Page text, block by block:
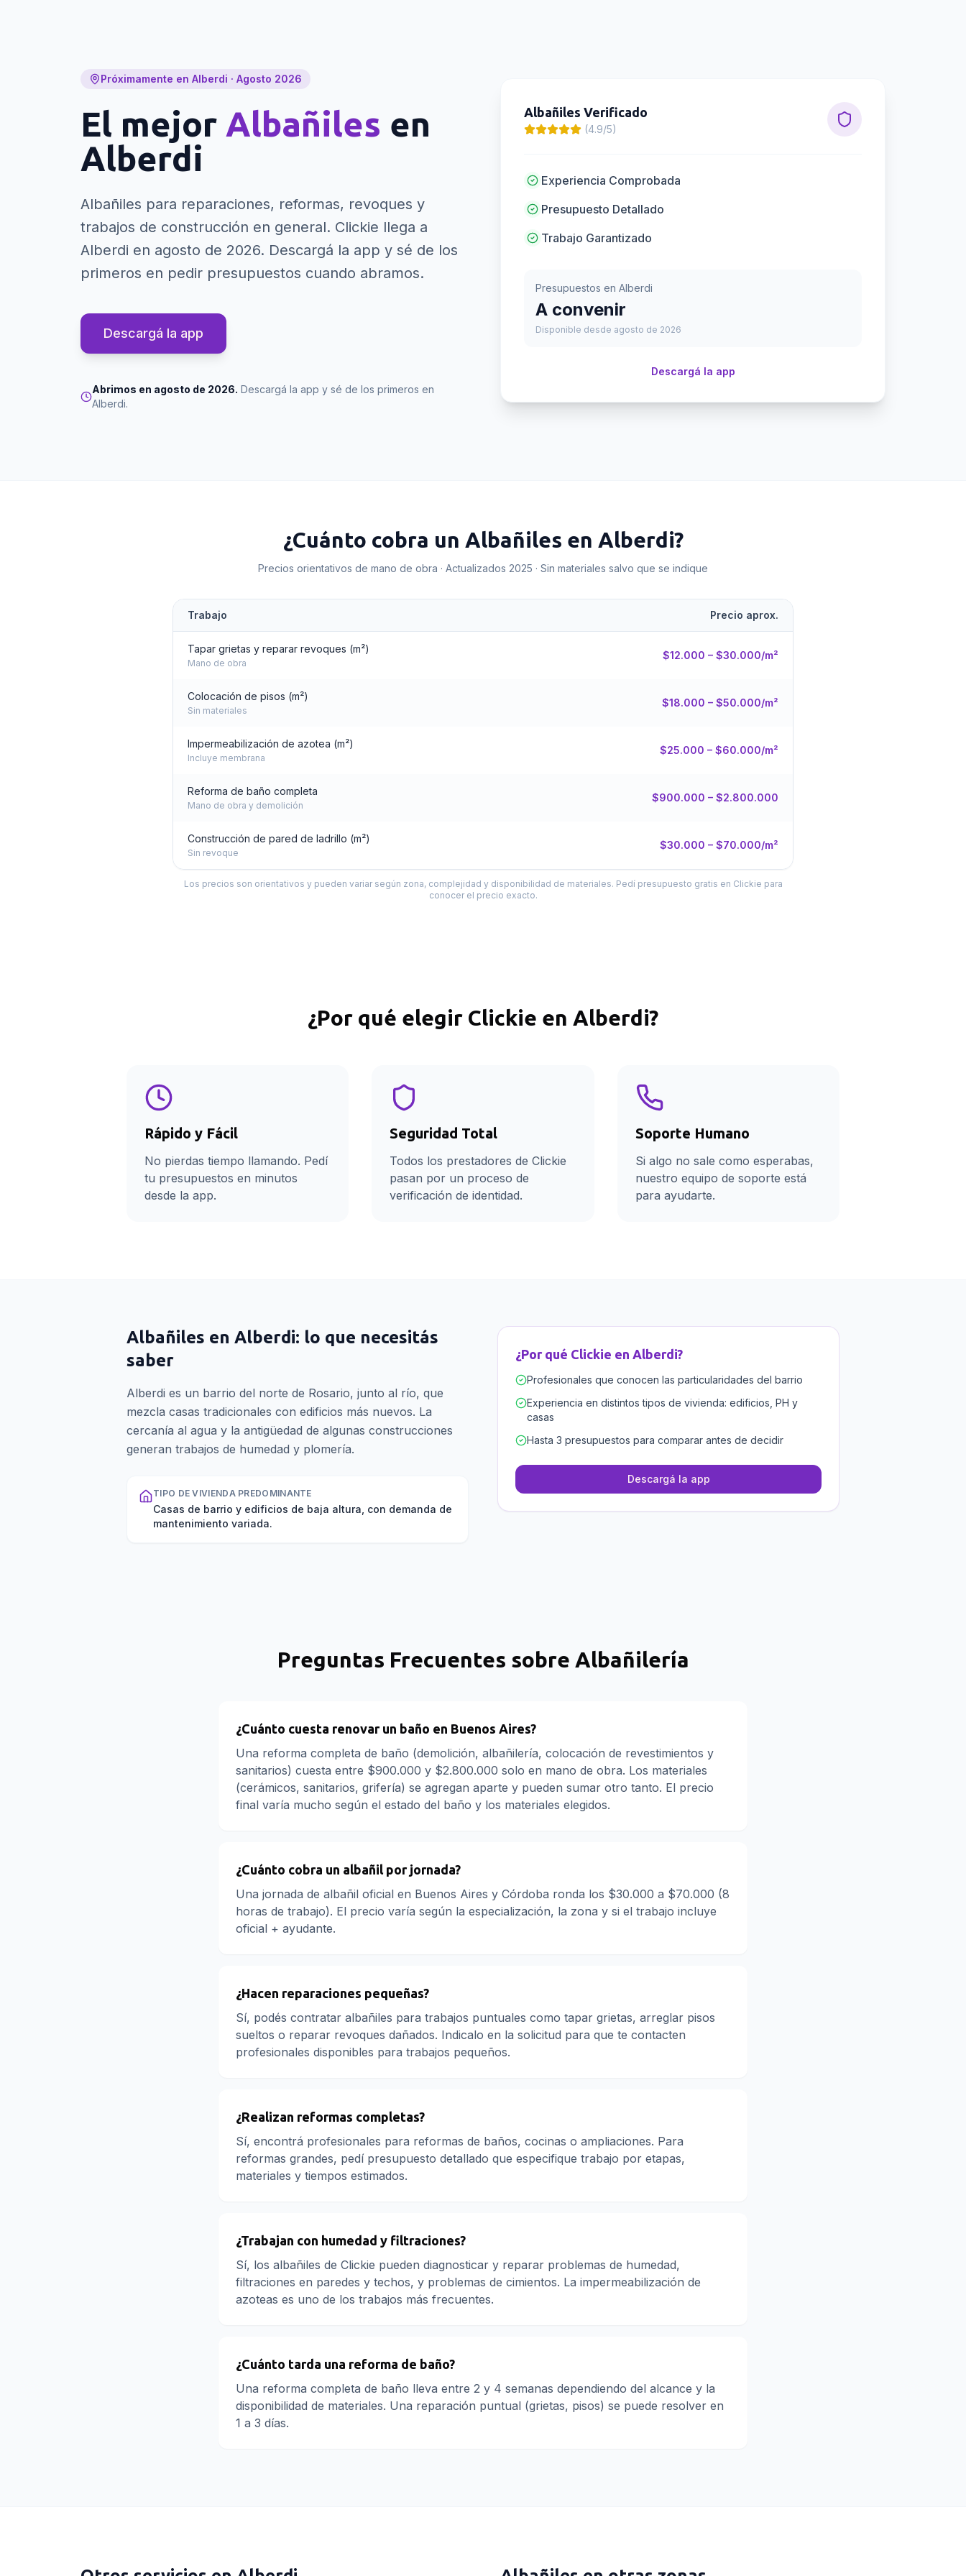
Próximamente en Alberdi · Agosto 2026
El mejor Albañiles en
Alberdi
Albañiles para reparaciones, reformas, revoques y
trabajos de construcción en general. Clickie llega a
Alberdi en agosto de 2026. Descargá la app y sé de los
primeros en pedir presupuestos cuando abramos.
Descargá la app
Abrimos en agosto de 2026. Descargá la app y sé de los primeros en
Alberdi.
Albañiles Verificado
(4.9/5)
Experiencia Comprobada
Presupuesto Detallado
Trabajo Garantizado
Presupuestos en Alberdi
A convenir
Disponible desde agosto de 2026
Descargá la app
¿Cuánto cobra un Albañiles en Alberdi?
Precios orientativos de mano de obra · Actualizados 2025 · Sin materiales salvo que se indique
Trabajo Precio aprox.
Tapar grietas y reparar revoques (m²)
Mano de obra
$12.000 – $30.000/m²
Colocación de pisos (m²)
Sin materiales
$18.000 – $50.000/m²
Impermeabilización de azotea (m²)
Incluye membrana
$25.000 – $60.000/m²
Reforma de baño completa
Mano de obra y demolición
$900.000 – $2.800.000
Construcción de pared de ladrillo (m²)
Sin revoque
$30.000 – $70.000/m²
Los precios son orientativos y pueden variar según zona, complejidad y disponibilidad de materiales. Pedí presupuesto gratis en Clickie para
conocer el precio exacto.
¿Por qué elegir Clickie en Alberdi?
Rápido y Fácil
No pierdas tiempo llamando. Pedí
tu presupuestos en minutos
desde la app.
Seguridad Total
Todos los prestadores de Clickie
pasan por un proceso de
verificación de identidad.
Soporte Humano
Si algo no sale como esperabas,
nuestro equipo de soporte está
para ayudarte.
Albañiles en Alberdi: lo que necesitás
saber
Alberdi es un barrio del norte de Rosario, junto al río, que
mezcla casas tradicionales con edificios más nuevos. La
cercanía al agua y la antigüedad de algunas construcciones
generan trabajos de humedad y plomería.
TIPO DE VIVIENDA PREDOMINANTE
Casas de barrio y edificios de baja altura, con demanda de
mantenimiento variada.
¿Por qué Clickie en Alberdi?
Profesionales que conocen las particularidades del barrio
Experiencia en distintos tipos de vivienda: edificios, PH y
casas
Hasta 3 presupuestos para comparar antes de decidir
Descargá la app
Preguntas Frecuentes sobre Albañilería
¿Cuánto cuesta renovar un baño en Buenos Aires?
Una reforma completa de baño (demolición, albañilería, colocación de revestimientos y
sanitarios) cuesta entre $900.000 y $2.800.000 solo en mano de obra. Los materiales
(cerámicos, sanitarios, grifería) se agregan aparte y pueden sumar otro tanto. El precio
final varía mucho según el estado del baño y los materiales elegidos.
¿Cuánto cobra un albañil por jornada?
Una jornada de albañil oficial en Buenos Aires y Córdoba ronda los $30.000 a $70.000 (8
horas de trabajo). El precio varía según la especialización, la zona y si el trabajo incluye
oficial + ayudante.
¿Hacen reparaciones pequeñas?
Sí, podés contratar albañiles para trabajos puntuales como tapar grietas, arreglar pisos
sueltos o reparar revoques dañados. Indicalo en la solicitud para que te contacten
profesionales disponibles para trabajos pequeños.
¿Realizan reformas completas?
Sí, encontrá profesionales para reformas de baños, cocinas o ampliaciones. Para
reformas grandes, pedí presupuesto detallado que especifique trabajo por etapas,
materiales y tiempos estimados.
¿Trabajan con humedad y filtraciones?
Sí, los albañiles de Clickie pueden diagnosticar y reparar problemas de humedad,
filtraciones en paredes y techos, y problemas de cimientos. La impermeabilización de
azoteas es uno de los trabajos más frecuentes.
¿Cuánto tarda una reforma de baño?
Una reforma completa de baño lleva entre 2 y 4 semanas dependiendo del alcance y la
disponibilidad de materiales. Una reparación puntual (grietas, pisos) se puede resolver en
1 a 3 días.